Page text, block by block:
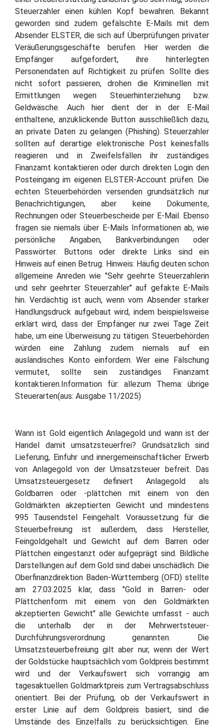
Steuerzahler einen kühlen Kopf bewahren. Bekannt
geworden sind zudem gefälschte E-Mails mit dem
Absender ELSTER, die sich auf Überprüfungen privater
Veräußerungsgeschäfte berufen. Hier werden die
Empfänger aufgefordert, ihre hinterlegten
Personendaten auf Richtigkeit zu prüfen. Sollte dies
nicht sofort passieren, drohen die Kriminellen mit
Ermittlungen wegen Steuerhinterziehung bzw.
Geldwäsche. Auch hier dient der in der E-Mail
enthaltene, anzuklickende Button ausschließlich dazu,
an private Daten zu gelangen (Phishing). Steuerzahler
sollten auf derartige elektronische Post keinesfalls
reagieren und in Zweifelsfällen ihr zuständiges
Finanzamt kontaktieren oder durch direkten Login den
Posteingang im eigenen ELSTER-Account prüfen. Die
echten Steuerbehörden versenden grundsätzlich nur
Benachrichtigungen, aber keine Dokumente,
Rechnungen oder Steuerbescheide per E-Mail. Ebenso
fragen sie niemals über E-Mails Informationen ab, wie
persönliche Angaben, Bankverbindungen oder
Passwörter. Buttons oder direkte Links sind ein
Hinweis auf einen Betrug. Hinweis: Häufig deuten schon
allgemeine Anreden wie "Sehr geehrte Steuerzahlerin
und sehr geehrter Steuerzahler" auf gefakte E-Mails
hin. Verdächtig ist auch, wenn vom Absender starker
Handlungsdruck aufgebaut wird, indem beispielsweise
erklärt wird, dass der Empfänger nur zwei Tage Zeit
habe, um eine Überweisung zu tätigen. Steuerbehörden
würden eine Zahlung zudem niemals auf ein
ausländisches Konto einfordern. Wer eine Fälschung
vermutet, sollte sein zuständiges Finanzamt
kontaktieren.Information für: allezum Thema: übrige
Steuerarten(aus: Ausgabe 11/2025)
Wann ist Gold eigentlich Anlagegold und wann ist der
Handel damit umsatzsteuerfrei? Grundsätzlich sind
Lieferung, Einfuhr und innergemeinschaftlicher Erwerb
von Anlagegold von der Umsatzsteuer befreit. Das
Umsatzsteuergesetz definiert Anlagegold als
Goldbarren oder -plättchen mit einem von den
Goldmärkten akzeptierten Gewicht und mindestens
995 Tausendstel Feingehalt. Voraussetzung für die
Steuerbefreiung ist außerdem, dass Hersteller,
Feingoldgehalt und Gewicht auf dem Barren oder
Plättchen eingestanzt oder aufgeprägt sind. Bildliche
Darstellungen auf dem Gold sind dabei unschädlich. Die
Oberfinanzdirektion Baden-Württemberg (OFD) stellte
am 27.03.2025 klar, dass "Gold in Barren- oder
Plättchenform mit einem von den Goldmärkten
akzeptierten Gewicht" alle Gewichte umfasst - auch
die unterhalb der in der Mehrwertsteuer-
Durchführungsverordnung genannten. Die
Umsatzsteuerbefreiung gilt aber nur, wenn der Wert
der Goldstücke hauptsächlich vom Goldpreis bestimmt
wird und der Verkaufswert sich vorrangig am
tagesaktuellen Goldmarktpreis zum Vertragsabschluss
orientiert. Bei der Prüfung, ob der Verkaufswert in
erster Linie auf dem Goldpreis basiert, sind die
Umstände des Einzelfalls zu berücksichtigen. Eine